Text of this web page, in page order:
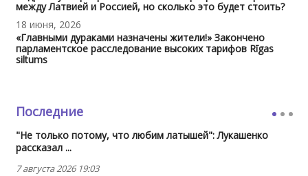
между Латвией и Россией, но сколько это будет стоить?
18 июня, 2026
«Главными дураками назначены жители!» Закончено
парламентское расследование высоких тарифов Rīgas
siltums
Последние
"Не только потому, что любим латышей": Лукашенко
рассказал ...
7 августа 2026 19:03